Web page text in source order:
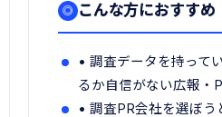
◎ こんな方におすすめ
• 調査データを持って
るか自信がない広報・
• 調査PR会社を選ぼ